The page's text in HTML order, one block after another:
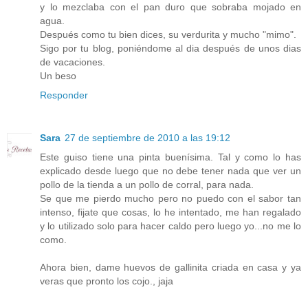
y lo mezclaba con el pan duro que sobraba mojado en
agua.
Después como tu bien dices, su verdurita y mucho "mimo".
Sigo por tu blog, poniéndome al dia después de unos dias
de vacaciones.
Un beso
Responder
Sara 27 de septiembre de 2010 a las 19:12
Este guiso tiene una pinta buenísima. Tal y como lo has
explicado desde luego que no debe tener nada que ver un
pollo de la tienda a un pollo de corral, para nada.
Se que me pierdo mucho pero no puedo con el sabor tan
intenso, fijate que cosas, lo he intentado, me han regalado
y lo utilizado solo para hacer caldo pero luego yo...no me lo
como.
Ahora bien, dame huevos de gallinita criada en casa y ya
veras que pronto los cojo., jaja